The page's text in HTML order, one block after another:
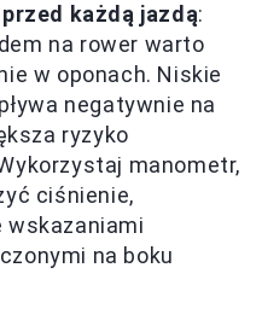
każdą jazdą:
na rower warto
w oponach. Niskie
negatywnie na
ryzyko
manometr,
ciśnienie,
wskazaniami
na boku